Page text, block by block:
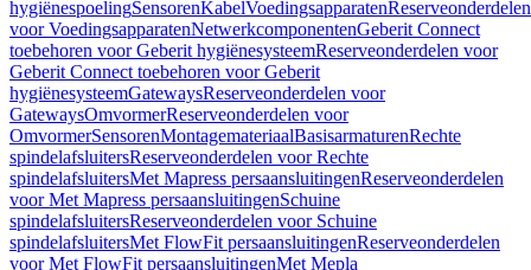
hygiënespoelingSensorenKabelVoedingsapparatenReserveonderdelen
voor VoedingsapparatenNetwerkcomponentenGeberit Connect
toebehoren voor Geberit hygiënesysteemReserveonderdelen voor
Geberit Connect toebehoren voor Geberit
hygiënesysteemGatewaysReserveonderdelen voor
GatewaysOmvormerReserveonderdelen voor
OmvormerSensorenMontagemateriaalBasisarmaturenRechte
spindelafsluitersReserveonderdelen voor Rechte
spindelafsluitersMet Mapress persaansluitingenReserveonderdelen
voor Met Mapress persaansluitingenSchuine
spindelafsluitersReserveonderdelen voor Schuine
spindelafsluitersMet FlowFit persaansluitingenReserveonderdelen
voor Met FlowFit persaansluitingenMet Mepla